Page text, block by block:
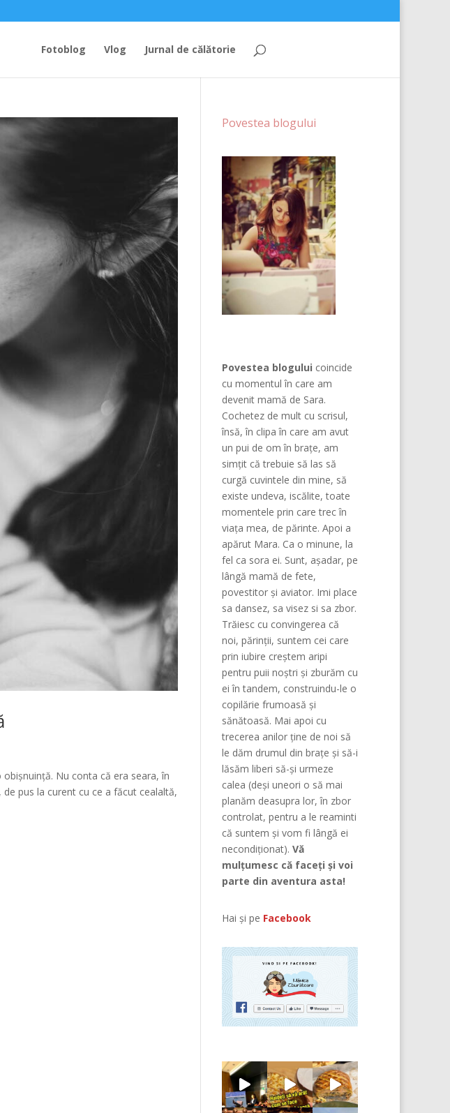
Fotoblog Vlog Jurnal de călătorie
Nu conta că era seara, în
pus la curent cu ce a făcut cealaltă,
Povestea blogului
Povestea blogului coincide
cu momentul în care am
devenit mamă de Sara.
Cochetez de mult cu scrisul,
însă, în clipa în care am avut
un pui de om în brațe, am
simțit că trebuie să las să
curgă cuvintele din mine, să
existe undeva, iscălite, toate
momentele prin care trec în
viața mea, de părinte. Apoi a
apărut Mara. Ca o minune, la
fel ca sora ei. Sunt, așadar, pe
lângă mamă de fete,
povestitor și aviator. Imi place
sa dansez, sa visez si sa zbor.
Trăiesc cu convingerea că
noi, părinţii, suntem cei care
prin iubire creştem aripi
pentru puii noştri şi zburăm cu
ei în tandem, construindu-le o
copilărie frumoasă şi
sănătoasă. Mai apoi cu
trecerea anilor ține de noi să
le dăm drumul din braţe și să-i
lăsăm liberi să-și urmeze
calea (deşi uneori o să mai
planăm deasupra lor, în zbor
controlat, pentru a le reaminti
că suntem şi vom fi lângă ei
necondiţionat). Vă
mulțumesc că faceți și voi
parte din aventura asta!
Hai și pe Facebook